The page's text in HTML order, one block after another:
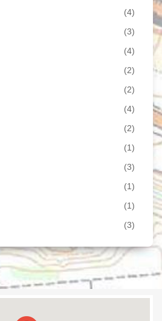
(4)
(3)
(4)
(2)
(2)
(4)
(2)
(1)
(3)
(1)
(1)
(3)